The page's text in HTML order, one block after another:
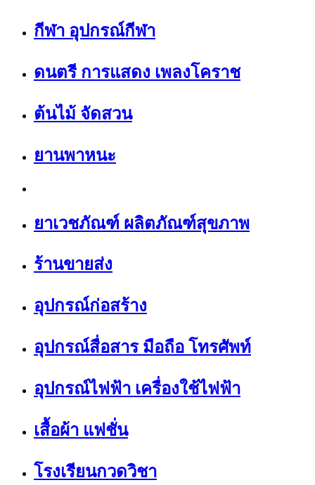
กีฬา อุปกรณ์กีฬา
ดนตรี การแสดง เพลงโคราช
ต้นไม้ จัดสวน
ยานพาหนะ
ยาเวชภัณฑ์ ผลิตภัณฑ์สุขภาพ
ร้านขายส่ง
อุปกรณ์ก่อสร้าง
อุปกรณ์สื่อสาร มือถือ โทรศัพท์
อุปกรณ์ไฟฟ้า เครื่องใช้ไฟฟ้า
เสื้อผ้า แฟชั่น
โรงเรียนกวดวิชา